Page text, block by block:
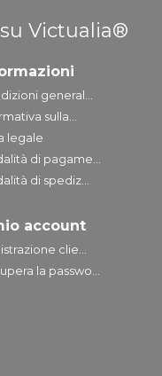
Victualia®
general...
sulla...
legale
di pagame...
di spediz...
account
clie...
la passwo...